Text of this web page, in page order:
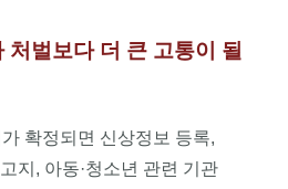
처벌보다 더 큰 고통이 될
확정되면 신상정보 등록,
지, 아동·청소년 관련 기관